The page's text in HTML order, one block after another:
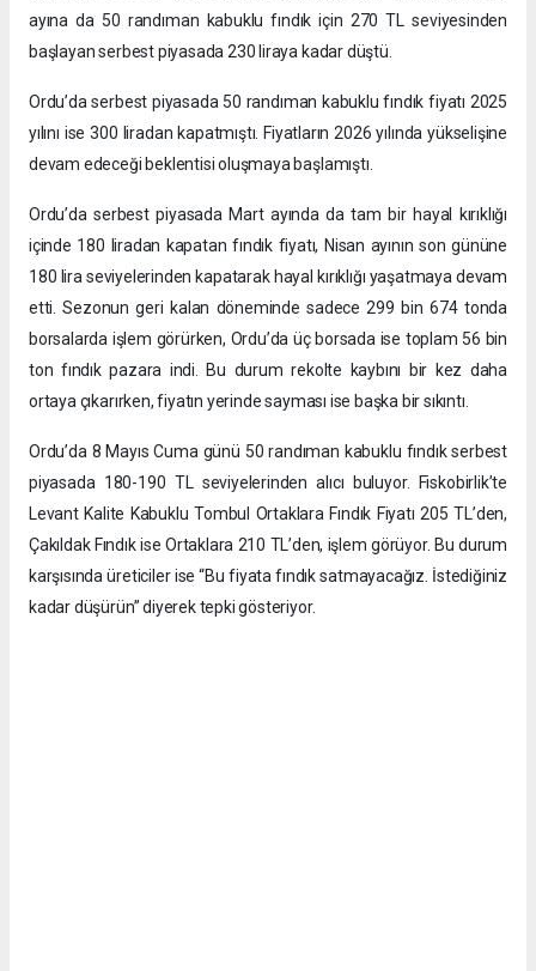
ayına da 50 randıman kabuklu fındık için 270 TL seviyesinden
başlayan serbest piyasada 230 liraya kadar düştü.
Ordu’da serbest piyasada 50 randıman kabuklu fındık fiyatı 2025
yılını ise 300 liradan kapatmıştı. Fiyatların 2026 yılında yükselişine
devam edeceği beklentisi oluşmaya başlamıştı.
Ordu’da serbest piyasada Mart ayında da tam bir hayal kırıklığı
içinde 180 liradan kapatan fındık fiyatı, Nisan ayının son gününe
180 lira seviyelerinden kapatarak hayal kırıklığı yaşatmaya devam
etti. Sezonun geri kalan döneminde sadece 299 bin 674 tonda
borsalarda işlem görürken, Ordu’da üç borsada ise toplam 56 bin
ton fındık pazara indi. Bu durum rekolte kaybını bir kez daha
ortaya çıkarırken, fiyatın yerinde sayması ise başka bir sıkıntı.
Ordu’da 8 Mayıs Cuma günü 50 randıman kabuklu fındık serbest
piyasada 180-190 TL seviyelerinden alıcı buluyor. Fiskobirlik’te
Levant Kalite Kabuklu Tombul Ortaklara Fındık Fiyatı 205 TL’den,
Çakıldak Fındık ise Ortaklara 210 TL’den, işlem görüyor. Bu durum
karşısında üreticiler ise “Bu fiyata fındık satmayacağız. İstediğiniz
kadar düşürün” diyerek tepki gösteriyor.